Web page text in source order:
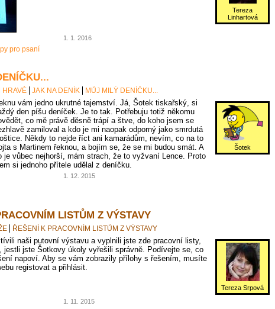
Tereza
Linhartová
1. 1. 2016
pro psaní
HRAVĚ JAK NA DENÍK MŮJ MILÝ DENÍČKU...
Šotek
vám jedno ukrutné tajemství. Já, Šotek tiskařský, si
den píšu deníček. Je to tak. Potřebuju totiž někomu
co mě právě děsně trápí a štve, do koho jsem se
zamiloval a kdo je mi naopak odporný jako smrdutá
Někdy to nejde říct ani kamarádům, nevím, co na to
s Martinem řeknou, a bojím se, že se mi budou smát. A
je vůbec nejhorší, mám strach, že to vyžvaní Lence. Proto
si jednoho přítele udělal z deníčku.
1. 12. 2015
LISTŮM Z VÝSTAVY
ŘEŠENÍ K PRACOVNÍM LISTŮM Z VÝSTAVY
Tereza Srpová
naši putovní výstavu a vyplnili jste zde pracovní listy,
jestli jste Šotkovy úkoly vyřešili správně. Podívejte se, co
napoví. Aby se vám zobrazily přílohy s řešením, musíte
registovat a přihlásit.
1. 11. 2015